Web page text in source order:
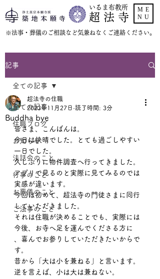
いるま布教所
超 法 寺
​※法事・葬儀のご相談など気兼ねなくご連絡ください。
ME
NU
記事
全ての記事
住職ブログ
お知らせ
法話会のこと
行事のこと
お葬儀のこと
ご法事のこと
全ての記事
Buddha bye
超法寺の住職
2023年11月27日 読了時間: 3分
皆さま、こんばんは。
今日は快晴でした。とても過ごしやすい
一日でした。
久しぶりに物件調査へ行ってきました。
アプリで見るのと実際に見てみるのでは
実感が違います。
今回は初めて、超法寺の門徒さまに同行
していただきました。
それは住職が決めることでも、実際には
今後、お寺へ足を運んでくださる方に
、喜んでお参りしていただきたいからで
す。
昔から「大は小を兼ねる」と言います。
逆を言えば、小は大は兼ねない。